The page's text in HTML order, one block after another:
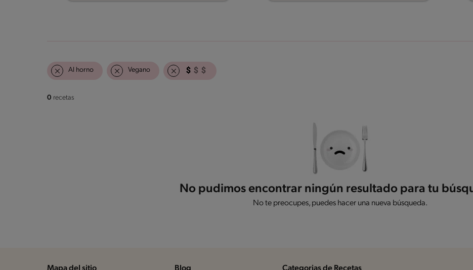
Al horno Vegano
0 recetas
No pudimos encontrar ningún resultado para tu
No te preocupes, puedes hacer una nueva búsqueda.
Mapa del sitio Blog Categorias de Recetas